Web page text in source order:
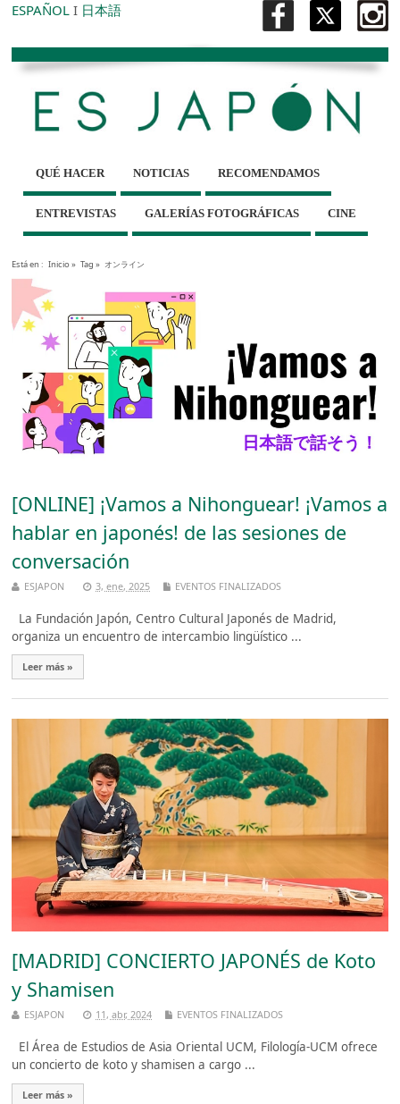
ESPAÑOL I 日本語
QUÉ HACER NOTICIAS RECOMENDAMOS
ENTREVISTAS GALERÍAS FOTOGRÁFICAS CINE
Está en : Inicio» Tag » オンライン
[ONLINE] ¡Vamos a Nihonguear! ¡Vamos a
hablar en japonés! de las sesiones de
conversación
ESJAPON 3, ene, 2025 EVENTOS FINALIZADOS
La Fundación Japón, Centro Cultural Japonés de Madrid,
organiza un encuentro de intercambio lingüístico ...
Leer más »
[MADRID] CONCIERTO JAPONÉS de Koto
y Shamisen
ESJAPON 11, abr, 2024 EVENTOS FINALIZADOS
El Área de Estudios de Asia Oriental UCM, Filología-UCM ofrece
un concierto de koto y shamisen a cargo ...
Leer más »